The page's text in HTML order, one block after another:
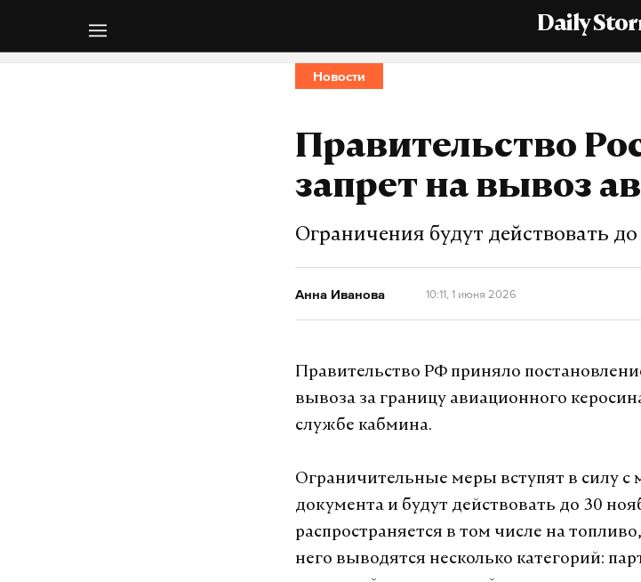
Daily
Новости
Правительство
запрет на вывоз
Ограничения будут действовать
Анна Иванова 10:11, 1 июня 2026
Правительство РФ приняло
вывоза за границу авиационного
службе кабмина.
Ограничительные меры вступят в силу с
документа и будут действовать до 30
распространяется в том числе на
него выводятся несколько категорий: